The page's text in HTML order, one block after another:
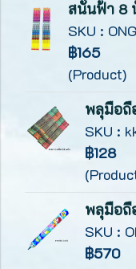
สนั่นฟ้า 8
SKU :
฿165
(Product)
พลุมือถื
SKU :
฿128
พลุมือถื
SKU :
฿570